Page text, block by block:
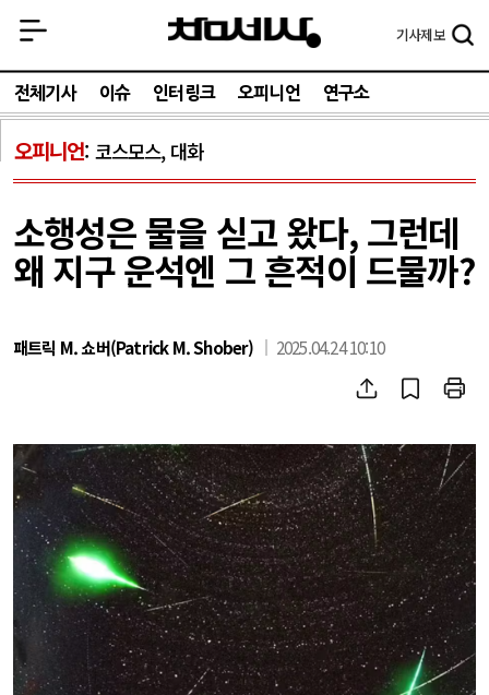
기사제보
전체기사 이슈 인터링크 오피니언 연구소
오피니언 코스모스, 대화
소행성은 물을 싣고 왔다, 그런데
왜 지구 운석엔 그 흔적이 드물까?
패트릭 M. 쇼버(Patrick M. Shober) 2025.04.24 10:10